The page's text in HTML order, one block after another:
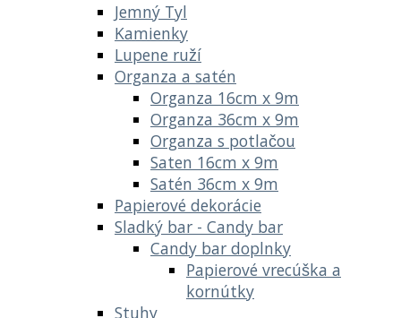
Jemný Tyl
Kamienky
Lupene ruží
Organza a satén
Organza 16cm x 9m
Organza 36cm x 9m
Organza s potlačou
Saten 16cm x 9m
Satén 36cm x 9m
Papierové dekorácie
Sladký bar - Candy bar
Candy bar doplnky
Papierové vrecúška a
kornútky
Stuhy